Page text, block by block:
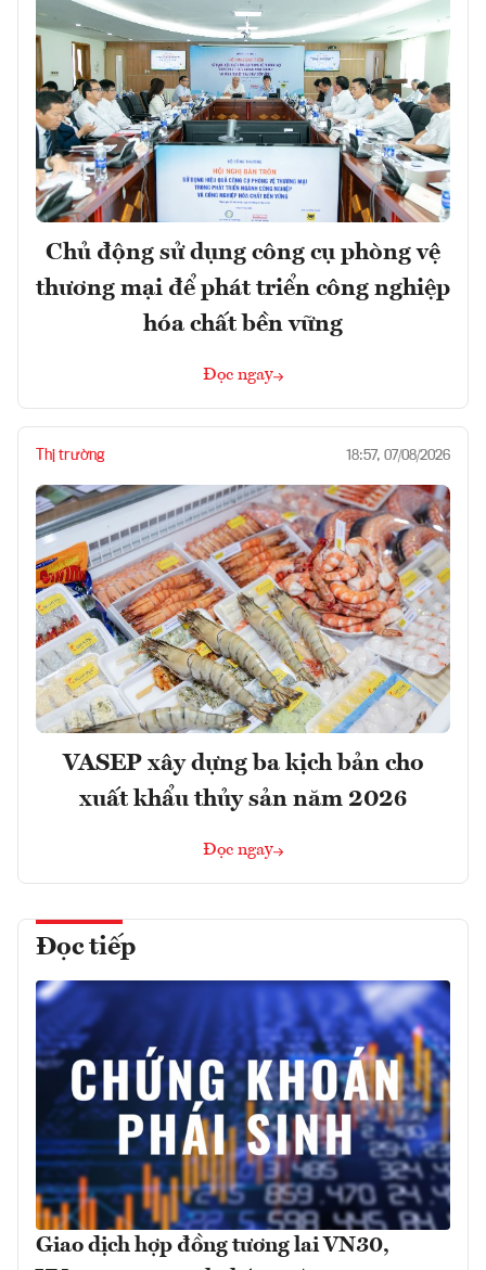
Chủ động sử dụng công cụ phòng vệ
thương mại để phát triển công nghiệp
hóa chất bền vững
Đọc ngay
Thị trường 18:57, 07/08/2026
VASEP xây dựng ba kịch bản cho
xuất khẩu thủy sản năm 2026
Đọc ngay
Đọc tiếp
Giao dịch hợp đồng tương lai VN30,